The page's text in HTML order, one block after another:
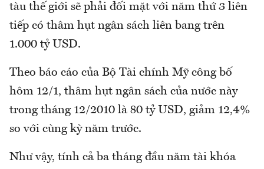
tàu thế giới sẽ phải đối mặt với năm thứ 3 liên
tiếp có thâm hụt ngân sách liên bang trên
1.000 tỷ USD.
Theo báo cáo của Bộ Tài chính Mỹ công bố
hôm 12/1, thâm hụt ngân sách của nước này
trong tháng 12/2010 là 80 tỷ USD, giảm 12,4%
so với cùng kỳ năm trước.
Như vậy, tính cả ba tháng đầu năm tài khóa